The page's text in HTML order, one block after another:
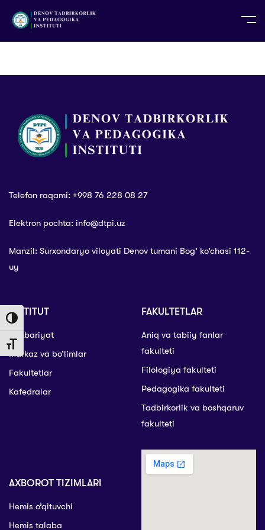
Toggle High Contrast
Toggle Font size
TG TR
Telefon raqami: +998 76 228 08 27
Elektron pochta: info@dtpi.uz
Manzil: Surxondaryo viloyati Denov tumani Bog’ ko’chasi 112-
uy
INSTITUT
Rahbariyat
Markaz va bo’limlar
Fakultetlar
Kafedralar
FAKULTETLAR
Aniq va tabiiy fanlar
fakulteti
Filologiya fakulteti
Pedagogika fakulteti
Tadbirkorlik va boshqaruv
fakulteti
AXBOROT TIZIMLARI
Hemis o’qituvchi
Hemis talaba